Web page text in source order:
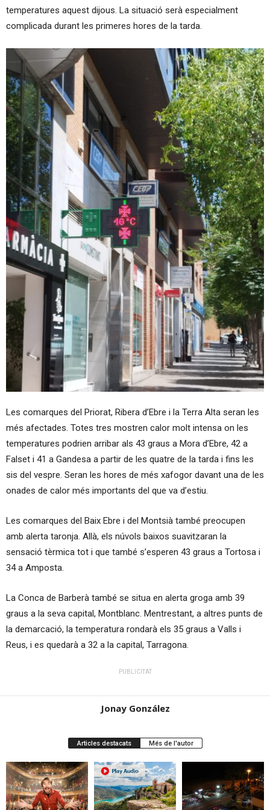
temperatures aquest dijous. La situació serà especialment
complicada durant les primeres hores de la tarda.
Les comarques del Priorat, Ribera d’Ebre i la Terra Alta seran les
més afectades. Totes tres mostren calor molt intensa on les
temperatures podrien arribar als 43 graus a Mora d’Ebre, 42 a
Falset i 41 a Gandesa a partir de les quatre de la tarda i fins les
sis del vespre. Seran les hores de més xafogor davant una de les
onades de calor més importants del que va d’estiu.
Les comarques del Baix Ebre i del Montsià també preocupen
amb alerta taronja. Allà, els núvols baixos suavitzaran la
sensació tèrmica tot i que també s’esperen 43 graus a Tortosa i
34 a Amposta.
La Conca de Barberà també se situa en alerta groga amb 39
graus a la seva capital, Montblanc. Mentrestant, a altres punts de
la demarcació, la temperatura rondarà els 35 graus a Valls i
Reus, i es quedarà a 32 a la capital, Tarragona.
PUBLICITAT
Jonay González
Articles destacats Més de l'autor